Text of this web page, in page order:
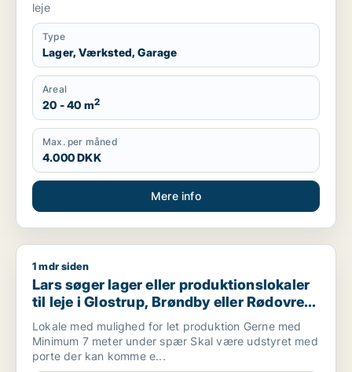
leje
Type
Lager, Værksted, Garage
Areal
20 - 40 m2
Max. per måned
4.000 DKK
Mere info
Lars søger lager eller produktionslokaler til leje i Glostrup,
1 mdr siden
Lars søger lager eller produktionslokaler
til leje i Glostrup, Brøndby eller Rødovre
m.fl.
Lokale med mulighed for let produktion Gerne med
Minimum 7 meter under spær Skal være udstyret med
porte der kan komme e...